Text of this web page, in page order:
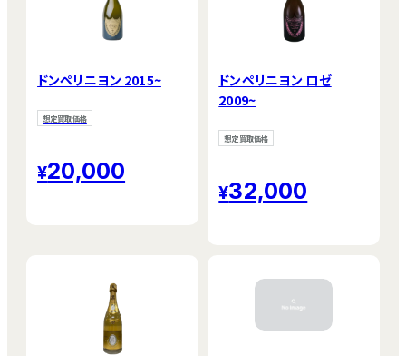
ドンペリニヨン 2015~
想定買取価格
20,000
ドンペリニヨン ロゼ
2009~
想定買取価格
32,000